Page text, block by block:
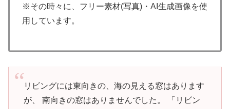
※その時々に、フリー素材(写真)・AI生成画像を使
用しています。
リビングには東向きの、海の見える窓はあります
が、 南向きの窓はありませんでした。 「リビン